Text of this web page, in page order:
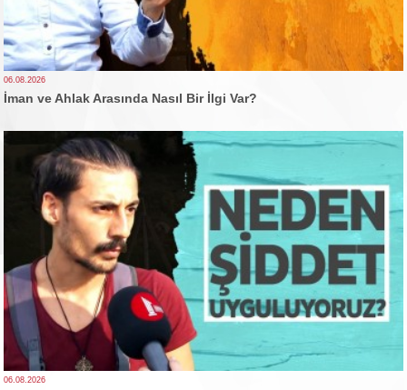
06.08.2026
İman ve Ahlak Arasında Nasıl Bir İlgi Var?
06.08.2026